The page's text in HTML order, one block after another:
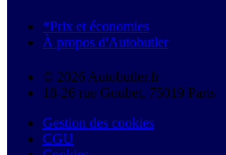
*Prix et économies
À propos d'Autobutler
© 2026 Autobutler.fr
18-26 rue Goubet, 75019 Paris
Gestion des cookies
CGU